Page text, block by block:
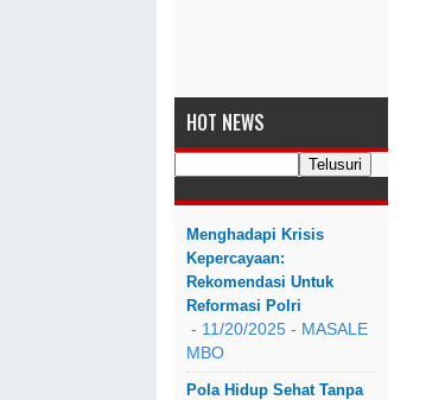
HOT NEWS
Menghadapi Krisis
Kepercayaan:
Rekomendasi Untuk
Reformasi Polri
- 11/20/2025 - MASALE
MBO
Pola Hidup Sehat Tanpa